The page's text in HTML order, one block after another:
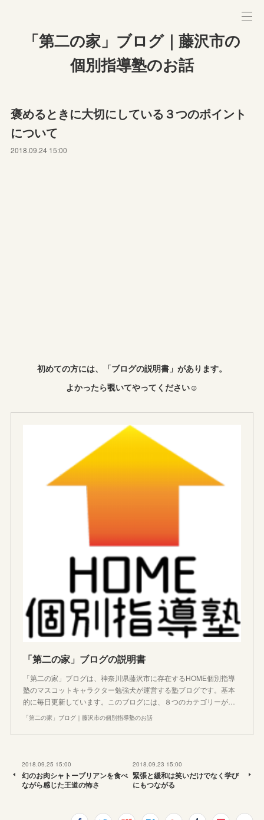
「第二の家」ブログ｜藤沢市の
個別指導塾のお話
褒めるときに大切にしている３つのポイント
について
2018.09.24 15:00
初めての方には、「ブログの説明書」があります。
よかったら覗いてやってください☺︎
「第二の家」ブログの説明書
「第二の家」ブログは、神奈川県藤沢市に存在するHOME個別指導
塾のマスコットキャラクター勉強犬が運営する塾ブログです。基本
的に毎日更新しています。このブログには、８つのカテゴリーが…
「第二の家」ブログ｜藤沢市の個別指導塾のお話
2018.09.25 15:00
幻のお肉シャトーブリアンを食べ
ながら感じた王道の怖さ
2018.09.23 15:00
緊張と緩和は笑いだけでなく学び
にもつながる